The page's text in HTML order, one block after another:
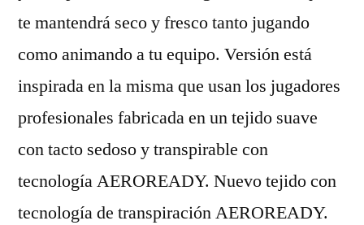
te mantendrá seco y fresco tanto jugando
como animando a tu equipo. Versión está
inspirada en la misma que usan los jugadores
profesionales fabricada en un tejido suave
con tacto sedoso y transpirable con
tecnología AEROREADY. Nuevo tejido con
tecnología de transpiración AEROREADY.